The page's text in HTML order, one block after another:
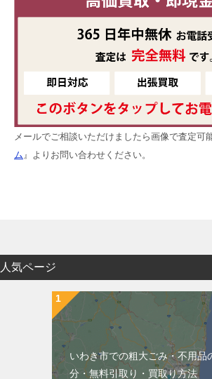
メールでご相談いただけましたら画像で査定可
ム 』よりお問い合わせください。
人気ページ
いわき市での粗大ごみ・不用品
分・無料引取り・買取り方法